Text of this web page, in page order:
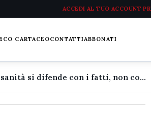
ACCEDI AL TUO ACCOUNT
CARTACEOCONTATTIABBONATI
Chirurgia al "Caracciolo", Di Lucente: «La sanità si difende con i fatti, non con le passerelle»